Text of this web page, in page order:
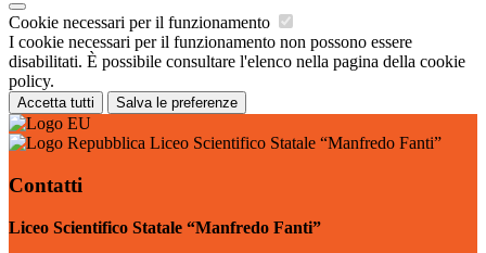
Cookie necessari per il funzionamento
I cookie necessari per il funzionamento non possono essere
disabilitati. È possibile consultare l'elenco nella pagina della cookie
policy.
Accetta tutti Salva le preferenze
Liceo Scientifico Statale “Manfredo Fanti”
Contatti
Liceo Scientifico Statale “Manfredo Fanti”